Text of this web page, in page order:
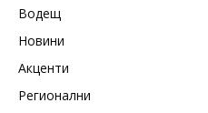
Водещ
Новини
Акценти
Регионални